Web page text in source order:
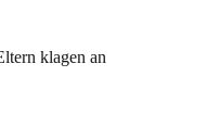
klagen an